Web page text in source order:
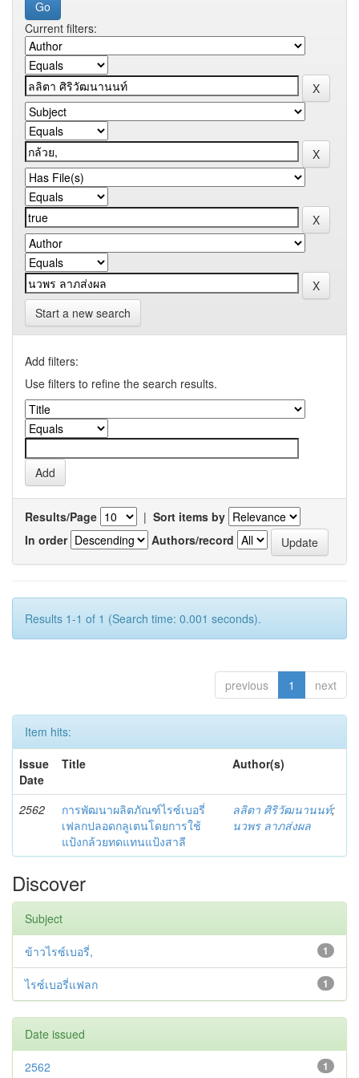
Current filters:
Start a new search
Add filters:
Use filters to refine the search results.
Results/Page | Sort items by
In order
Authors/record
Results 1-1 of 1 (Search time: 0.001 seconds).
previous 1 next
Item hits:
Issue
Date
Title Author(s)
2562
การพัฒนาผลิตภัณฑ์ไรซ์เบอรี่
เฟลกปลอดกลูเตนโดยการใช้
แป้งกล้วยทดแทนแป้งสาลี
ลลิตา ศิริวัฒนานนท์;
นวพร ลาภส่งผล
Discover
Subject
1
ข้าวไรซ์เบอรี่,
1
ไรซ์เบอรี่แฟลก
Date issued
1
2562